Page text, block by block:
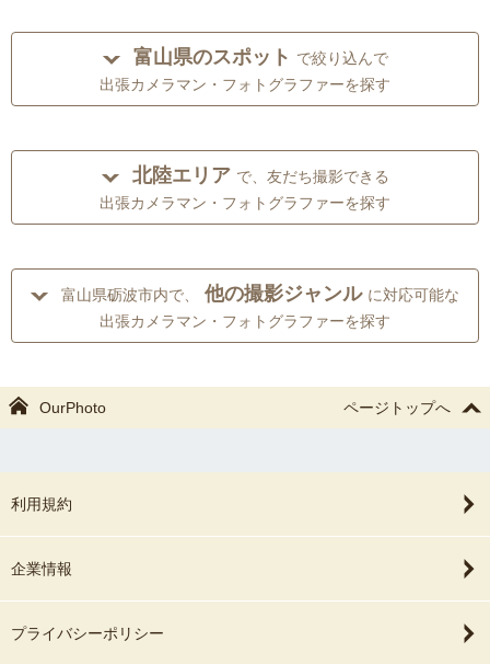
富山県のスポット で絞り込んで
出張カメラマン・フォトグラファーを探す
北陸エリア で、友だち撮影できる
出張カメラマン・フォトグラファーを探す
富山県砺波市内で、 他の撮影ジャンル に対応可能な
出張カメラマン・フォトグラファーを探す
OurPhoto ページトップへ
利用規約
企業情報
プライバシーポリシー